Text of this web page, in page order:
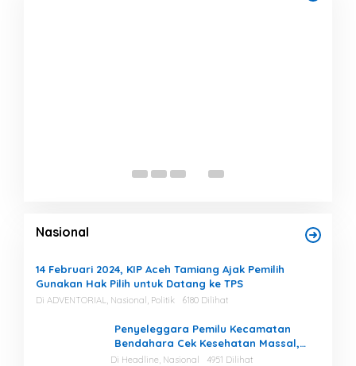
Nasional
14 Februari 2024, KIP Aceh Tamiang Ajak Pemilih
Gunakan Hak Pilih untuk Datang ke TPS
Di ADVENTORIAL, Nasional, Politik 6180 Dilihat
Penyeleggara Pemilu Kecamatan
Bendahara Cek Kesehatan Massal,
Ketua KIP Aceh Tamiang Beri Apresiasi
Di Headline, Nasional 4951 Dilihat